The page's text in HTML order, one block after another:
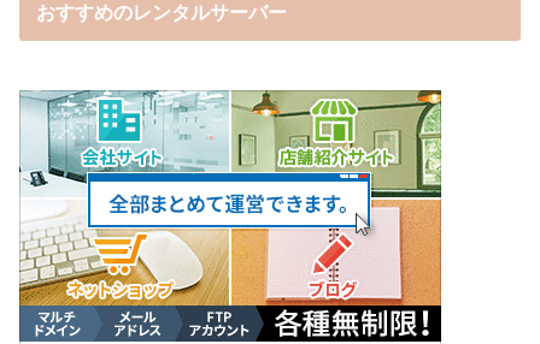
おすすめのレンタルサーバー